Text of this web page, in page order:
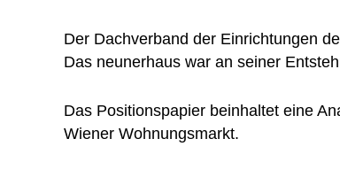
Der Dachverband der Einrichtungen
Das neunerhaus war an seiner
Das Positionspapier beinhaltet eine
Wiener Wohnungsmarkt.